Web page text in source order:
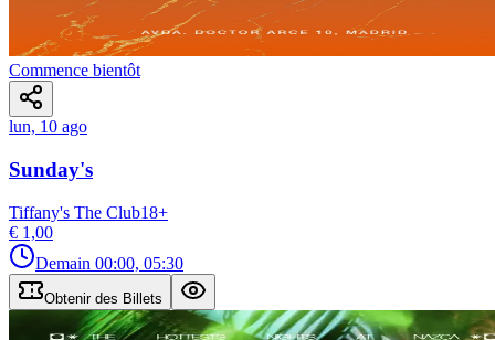
Commence bientôt
lun, 10 ago
Sunday's
Tiffany's The Club18+
€ 1,00
Demain 00:00, 05:30
Obtenir des Billets